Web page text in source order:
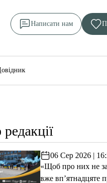
Написати нам
06 Сер 2026 |
«Щоб про них не
вже вп’ятнадцяте